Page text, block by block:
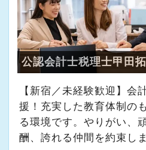
・その他付随する業務
これまでの会計事務所や
活躍いただけます。
また、経験やスキルに応
務の幅を広げていただき
将来的には申告書レビュ
公認会計士税理士甲田
【新宿／未経験歓迎】会
援！充実した教育体制の
る環境です。やりがい、
酬、誇れる仲間を約束し